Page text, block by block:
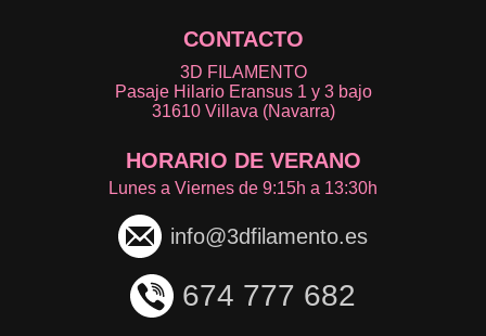
CONTACTO
3D FILAMENTO
Pasaje Hilario Eransus 1 y 3 bajo
31610 Villava (Navarra)
HORARIO DE VERANO
Lunes a Viernes de 9:15h a 13:30h
info@3dfilamento.es
674 777 682